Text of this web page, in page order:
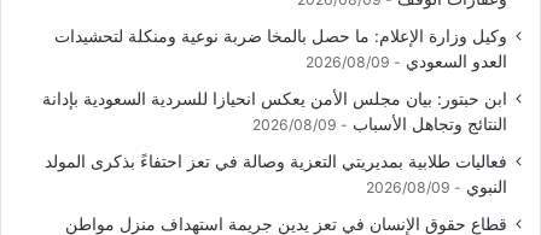
وكيل وزارة الإعلام: ما حصل بالمخا ضربة نوعية ومنكلة لتحشيدات
العدو السعودي
2026/08/09
ابن حبتور: بيان مجلس الأمن يعكس انحيازا للسردية السعودية بإدانة
النتائج وتجاهل الأسباب
2026/08/09
فعاليات طلابية بمديريتي التعزية وصالة في تعز احتفاءً بذكرى المولد
النبوي
2026/08/09
قطاع حقوق الإنسان في تعز يدين جريمة استهداف منزل مواطن